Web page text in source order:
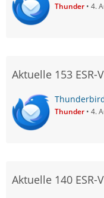
Thunder 4.
Aktuelle 153 ESR-
Thunder 4.
Aktuelle 140 ESR-